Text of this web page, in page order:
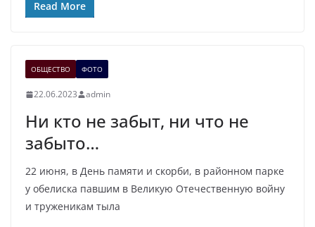
Read More
ОБЩЕСТВО ФОТО
22.06.2023 admin
Ни кто не забыт, ни что не
забыто…
22 июня, в День памяти и скорби, в районном парке
у обелиска павшим в Великую Отечественную войну
и труженикам тыла